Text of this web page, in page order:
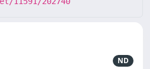
ND